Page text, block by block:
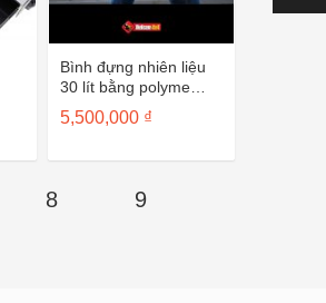
Bình đựng nhiên liệu
30 lít bằng polyme
DT001BL30
5,500,000 ₫
8
9